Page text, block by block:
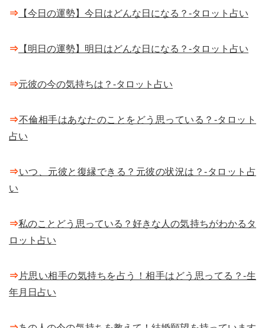
⇒ 【今日の運勢】今日はどんな日になる？-タロット占い
⇒ 【明日の運勢】明日はどんな日になる？-タロット占い
⇒元彼の今の気持ちは？-タロット占い
⇒不倫相手はあなたのことをどう思っている？-タロット
占い
⇒いつ、元彼と復縁できる？元彼の状況は？-タロット占
い
⇒私のことどう思っている？好きな人の気持ちがわかるタ
ロット占い
⇒ 片思い相手の気持ちを占う！相手はどう思ってる？-生
年月日占い